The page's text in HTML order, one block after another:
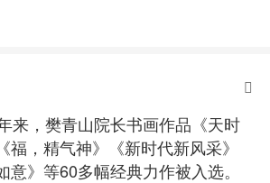
来，樊青山院长书画作品《天时
福，精气神》《新时代新风采》
意》等60多幅经典力作被入选。